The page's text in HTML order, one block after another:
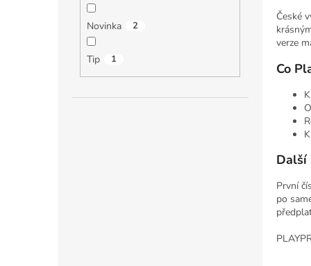
Novinka 2
Tip 1
České
verze
Co
Další
První
po